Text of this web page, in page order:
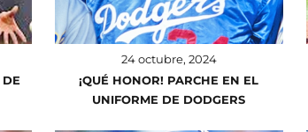
24 octubre, 2024
¡QUÉ HONOR! PARCHE EN EL
UNIFORME DE DODGERS